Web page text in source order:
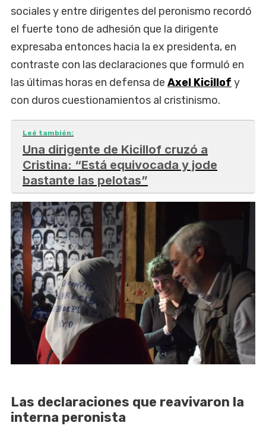
sociales y entre dirigentes del peronismo recordó
el fuerte tono de adhesión que la dirigente
expresaba entonces hacia la ex presidenta, en
contraste con las declaraciones que formuló en
las últimas horas en defensa de Axel Kicillof y
con duros cuestionamientos al cristinismo.
Leé también:
Una dirigente de Kicillof cruzó a
Cristina: “Está equivocada y jode
bastante las pelotas”
Las declaraciones que reavivaron la
interna peronista